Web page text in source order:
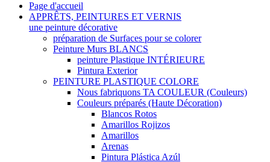
Page d'accueil
APPRÊTS, PEINTURES ET VERNIS
une peinture décorative
préparation de Surfaces pour se colorer
Peinture Murs BLANCS
peinture Plastique INTÉRIEURE
Pintura Exterior
PEINTURE PLASTIQUE COLORE
Nous fabriquons TA COULEUR (Couleurs)
Couleurs préparés (Haute Décoration)
Blancos Rotos
Amarillos Rojizos
Amarillos
Arenas
Pintura Plástica Azúl